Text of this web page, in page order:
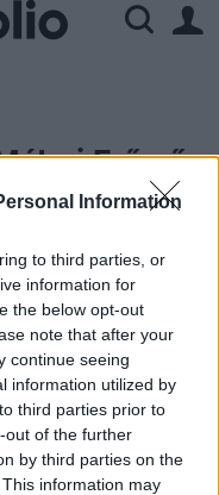
Information
to third parties, or
information for
the below opt-out
note that after your
continue seeing
information utilized by
third parties prior to
out of the further
by third parties on the
information may
Erőmű
közgyűlés,
össze június